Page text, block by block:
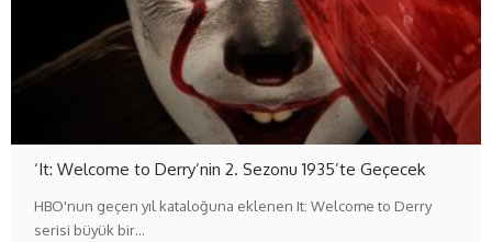
‘It: Welcome to Derry’nin 2. Sezonu 1935’te Geçecek
HBO'nun geçen yıl kataloğuna eklenen It: Welcome to Derry
serisi büyük bir…